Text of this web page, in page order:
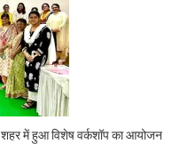
शहर में हुआ विशेष वर्कशॉप का आयोजन